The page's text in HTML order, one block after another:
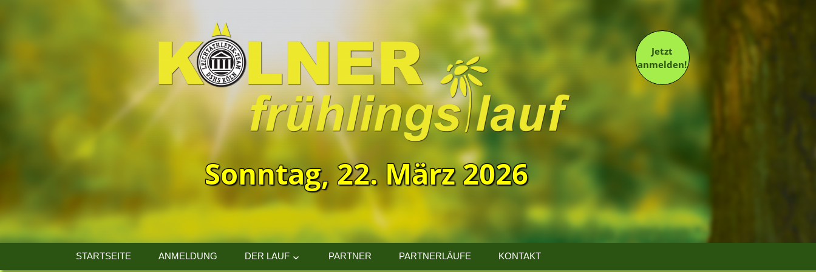
13.
Kölner
Sonntag, 22. März 2026
Jetzt
anmelden!
STARTSEITE ANMELDUNG DER LAUF PARTNER PARTNERLÄUFE KONTAKT